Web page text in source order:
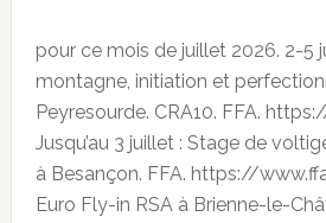
pour ce mois de juillet 2026. 2-5
montagne, initiation et
Peyresourde. CRA10. FFA.
Jusqu’au 3 juillet : Stage de
à Besançon. FFA. https://
Euro Fly-in RSA à Brienne-le-